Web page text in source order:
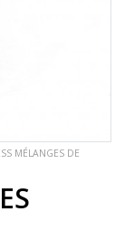
MÉLANGES DE